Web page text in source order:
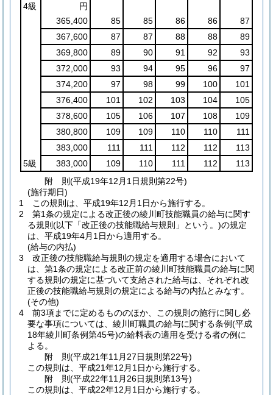
4級
円
365,400
85 85 86 86
87
367,600
87 87 88 88
89
369,800
89 90 91 92
93
372,000
93 94 95 96
97
374,200
97 98 99 100
101
376,400
101 102 103 104
105
378,600
105 106 107 108
109
380,800
109 109 110 110
111
383,000
111 111 112 112
113
5級
383,000 109 110 111 112
113
附 則(平成19年12月1日規則第22号)
(施行期日)
1
この規則は、平成19年12月1日から施行する。
2
第1条の規定による改正後の綾川町技能職員の給与に関す
る規則 (以下「改正後の技能職給与規則」という。)の規定
は、平成19年4月1日から適用する。
(給与の内払)
3
改正後の技能職給与規則の規定を適用する場合において
は、第1条の規定による改正前の綾川町技能職員の給与に関
する規則の規定に基づいて支給された給与は、それぞれ改
正後の技能職給与規則の規定による給与の内払とみなす。
(その他)
4
前3項までに定めるもののほか、この規則の施行に関し必
要な事項については、綾川町職員の給与に関する条例(平成
18年綾川町条例第45号)の給料表の適用を受ける者の例に
よる。
附 則(平成21年11月27日規則第22号)
この規則は、平成21年12月1日から施行する。
附 則(平成22年11月26日規則第13号)
この規則は、平成22年12月1日から施行する。